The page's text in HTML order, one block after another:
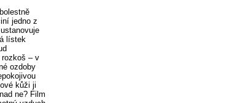
jedno z
lístek
rozkoš – v
ozdoby
kůži ji
ne? Film